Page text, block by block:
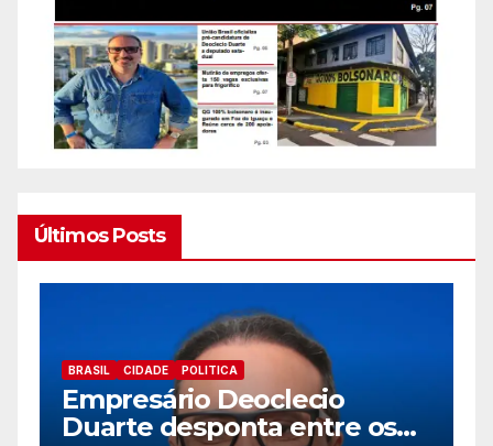
Últimos Posts
BRASIL CIDADE EDUCAÇÃ0
Prefeitura de Foz abre novo
processo seletivo para